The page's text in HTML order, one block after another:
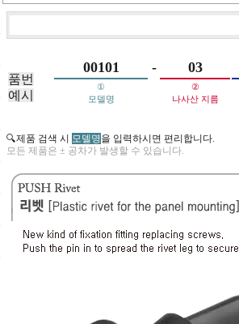
품번
예시
00101 - 03
①
모델명
②
나사산 지름
🔍제품 검색 시 모델명을 입력하시면 편리합니다.
모든 제품은 ± 공차가 발생할 수 있습니다.